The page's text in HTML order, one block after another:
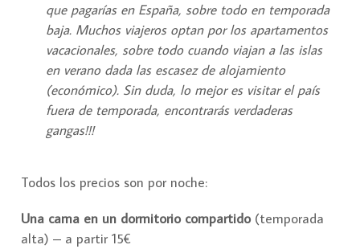
que pagarías en España, sobre todo en temporada
baja. Muchos viajeros optan por los apartamentos
vacacionales, sobre todo cuando viajan a las islas
en verano dada las escasez de alojamiento
(económico). Sin duda, lo mejor es visitar el país
fuera de temporada, encontrarás verdaderas
gangas!!!
Todos los precios son por noche:
Una cama en un dormitorio compartido (temporada
alta) – a partir 15€